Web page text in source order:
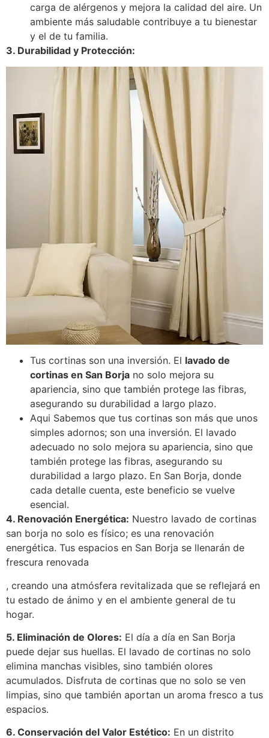
carga de alérgenos y mejora la calidad del aire. Un
ambiente más saludable contribuye a tu bienestar
y el de tu familia.
3. Durabilidad y Protección:
Tus cortinas son una inversión. El lavado de
cortinas en San Borja no solo mejora su
apariencia, sino que también protege las fibras,
asegurando su durabilidad a largo plazo.
Aqui Sabemos que tus cortinas son más que unos
simples adornos; son una inversión. El lavado
adecuado no solo mejora su apariencia, sino que
también protege las fibras, asegurando su
durabilidad a largo plazo. En San Borja, donde
cada detalle cuenta, este beneficio se vuelve
esencial.
4. Renovación Energética: Nuestro lavado de cortinas
san borja no solo es físico; es una renovación
energética. Tus espacios en San Borja se llenarán de
frescura renovada
, creando una atmósfera revitalizada que se reflejará en
tu estado de ánimo y en el ambiente general de tu
hogar.
5. Eliminación de Olores: El día a día en San Borja
puede dejar sus huellas. El lavado de cortinas no solo
elimina manchas visibles, sino también olores
acumulados. Disfruta de cortinas que no solo se ven
limpias, sino que también aportan un aroma fresco a tus
espacios.
6. Conservación del Valor Estético: En un distrito